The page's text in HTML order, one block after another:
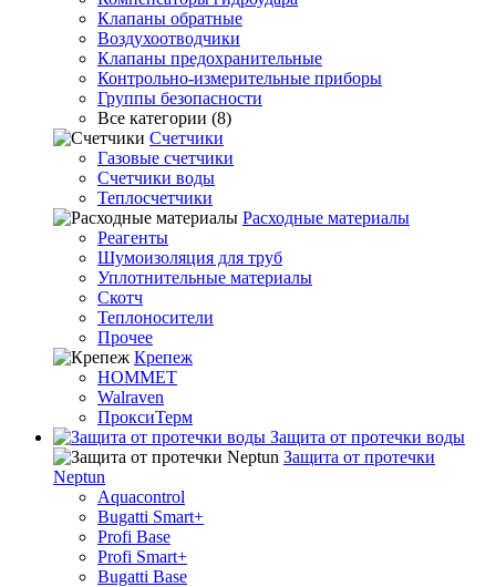
Клапаны обратные
Воздухоотводчики
Клапаны предохранительные
Контрольно-измерительные приборы
Группы безопасности
Все категории (8)
Счетчики
Газовые счетчики
Счетчики воды
Теплосчетчики
Расходные материалы
Реагенты
Шумоизоляция для труб
Уплотнительные материалы
Скотч
Теплоносители
Прочее
Крепеж
HOMMET
Walraven
ПроксиТерм
Защита от протечки воды
Защита от протечки
Neptun
Aquacontrol
Bugatti Smart+
Profi Base
Profi Smart+
Bugatti Base